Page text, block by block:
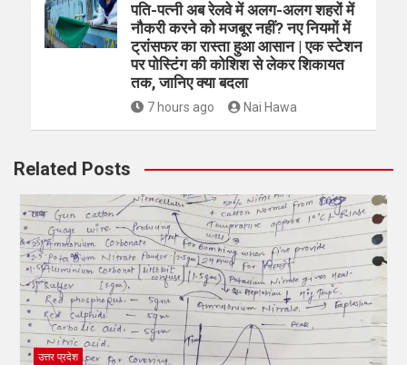
पति-पत्नी अब रेलवे में अलग-अलग शहरों में
नौकरी करने को मजबूर नहीं? नए नियमों में
ट्रांसफर का रास्ता हुआ आसान | एक स्टेशन
पर पोस्टिंग की कोशिश से लेकर शिकायत
तक, जानिए क्या बदला
7 hours ago Nai Hawa
Related Posts
उत्तर प्रदेश